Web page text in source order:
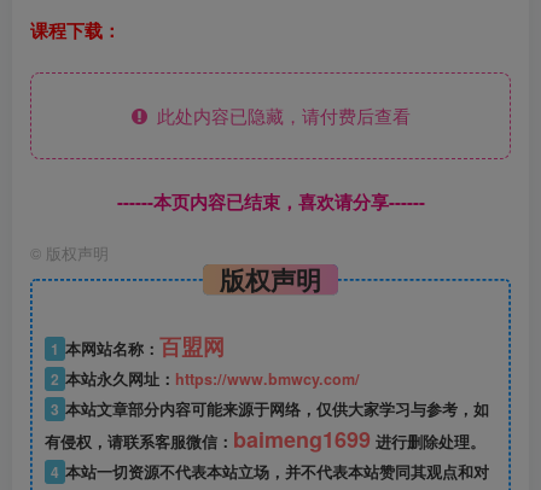
课程下载：
此处内容已隐藏，请付费后查看
------本页内容已结束，喜欢请分享------
© 版权声明
版权声明
1 本网站名称： 百盟网
2 本站永久网址： https://www.bmwcy.com/
3 本站文章部分内容可能来源于网络，仅供大家学习与参考，如
有侵权，请联系客服微信： baimeng1699 进行删除处理。
4 本站一切资源不代表本站立场，并不代表本站赞同其观点和对